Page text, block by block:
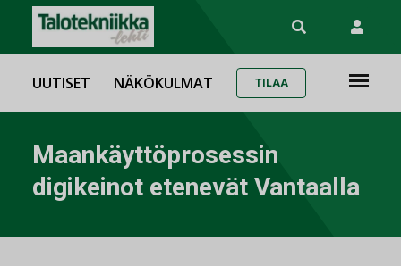
UUTISET NÄKÖKULMAT TILAA
Maankäyttöprosessin
digikeinot etenevät Vantaalla